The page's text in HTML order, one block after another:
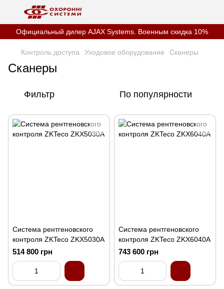
Официальный дилер AJAX Systems. Военным скидка 10%
Контроль доступа Уходовое оборудование Сканеры
Сканеры
Фильтр По популярности
Система рентгеновского
контроля ZKTeco ZKX5030A
514 800 грн
Система рентгеновского
контроля ZKTeco ZKX6040A
743 600 грн